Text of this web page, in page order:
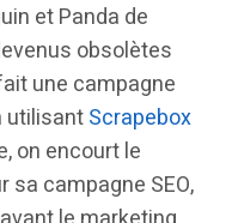
et Panda de
obsolètes
une campagne
utilisantScrapebox
on encourt le
sa campagne SEO,